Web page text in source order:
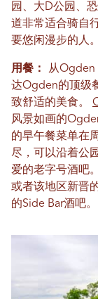
园、大D公园、
道非常适合骑自
要悠闲漫步的人。
用餐： 从Ogden
达Ogden的顶级
致舒适的美食。
风景如画的
的早午餐菜单在
尽，可以沿着公
爱的老字号酒吧。
或者该地区新晋
的Side Bar酒吧。